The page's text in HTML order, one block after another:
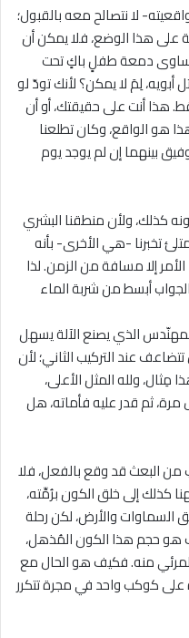
لا نتصالح معه بالقبول؛
على هذا الوضع، فلا يمكن أن
دمعة طفلٍ باكٍ تحت
لِمَ لا يمكن؟ لأنك تودّ لو
هذا أنت على حقيقتك، أو أن
هو الواقع، وكان تطلعنا
بينهما إن لم يوجد يوم
كذلك، ولأن منطقنا البشري
تخبرنا -هي الأخرى- بأنه
إلا مسافة من الزمن. لذا
أبسط من شربة الماء
الذي يصنع الآلة يسهل
عند التركيب الثاني؛ لأن
ولله المثل الأعلى،
ثم قدر عليه فأماته، هل
من البعث قد وقع بالفعل، فلا
كذلك إلى خلق الكون برُمِّته،
السماوات والأرض، لكن رحلة
حجم هذا الكون المُذهل،
منه. فكيف هو الحال مع
كوكب واحد في مجرة تتكرر